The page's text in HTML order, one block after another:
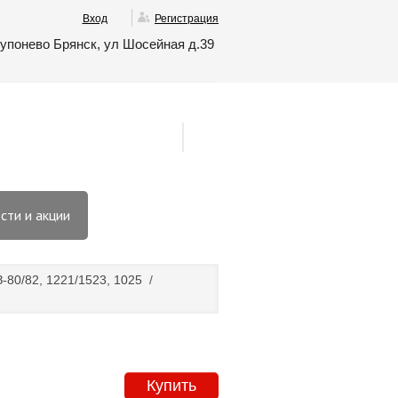
Вход Регистрация
Брянск, ул Шосейная д.39
и акции
82, 1221/1523, 1025 /
Купить